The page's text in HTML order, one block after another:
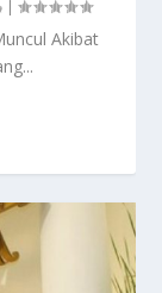
|
Akibat